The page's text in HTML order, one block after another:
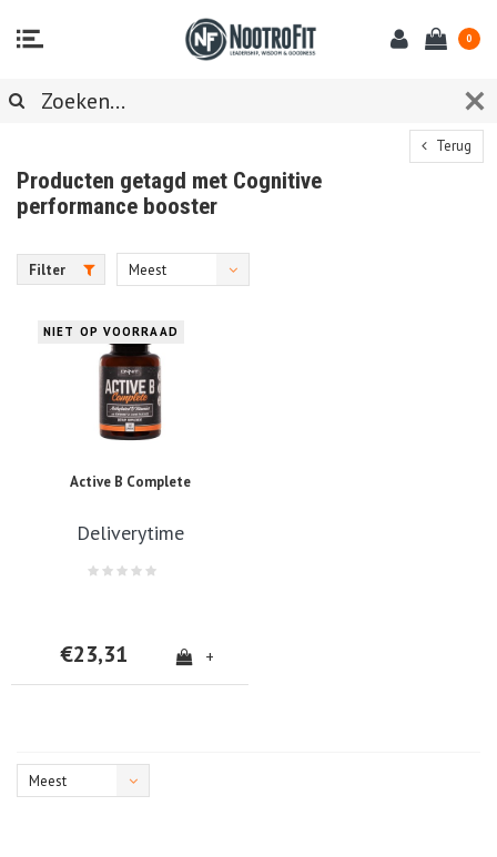
0
Terug
Producten getagd met Cognitive
performance booster
Filter
Meest
NIET OP VOORRAAD
Active B Complete
Deliverytime
€23,31 +
Meest